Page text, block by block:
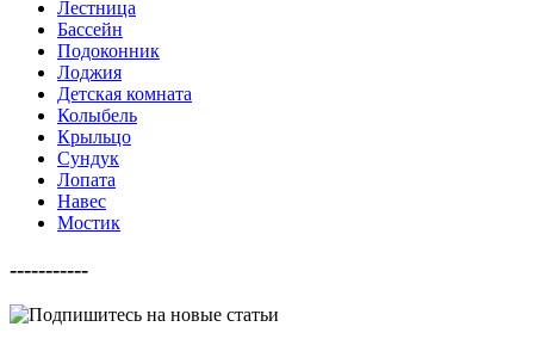
Лестница
Бассейн
Подоконник
Лоджия
Детская комната
Колыбель
Крыльцо
Сундук
Лопата
Навес
Мостик
-----------